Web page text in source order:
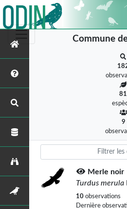
Commune
81
9
Merle noir
Turdus merula
10 observations
Dernière